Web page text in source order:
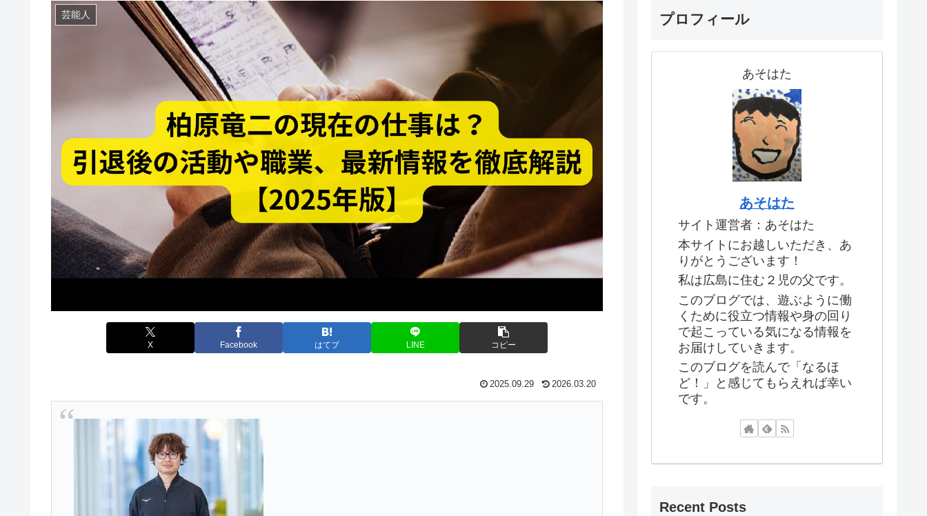
芸能人
X Facebook はてブ LINE コピー
2025.09.29 2026.03.20
プロフィール
あそはた
あそはた
サイト運営者：あそはた
本サイトにお越しいただき、あ
りがとうございます！
私は広島に住む２児の父です。
このブログでは、遊ぶように働
くために役立つ情報や身の回り
で起こっている気になる情報を
お届けしていきます。
このブログを読んで「なるほ
ど！」と感じてもらえれば幸い
です。
Recent Posts